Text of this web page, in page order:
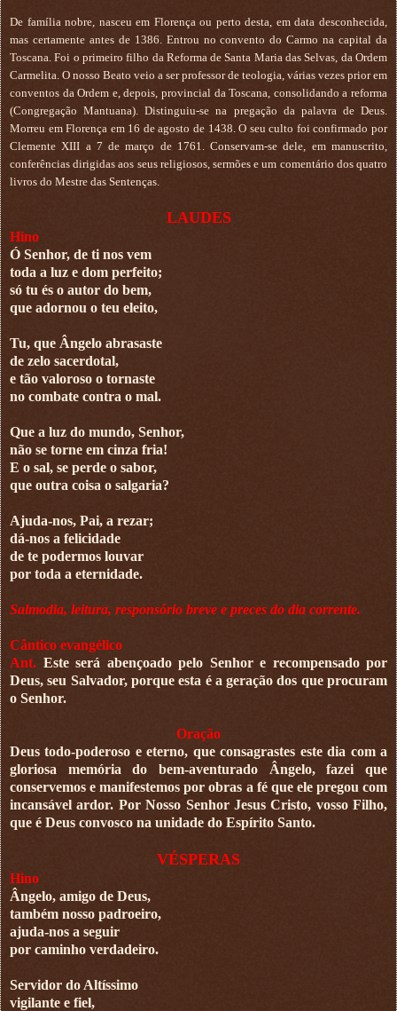
De família nobre, nasceu em Florença ou perto desta, em data desconhecida,
mas certamente antes de 1386. Entrou no convento do Carmo na capital da
Toscana. Foi o primeiro filho da Reforma de Santa Maria das Selvas, da Ordem
Carmelita. O nosso Beato veio a ser professor de teologia, várias vezes prior em
conventos da Ordem e, depois, provincial da Toscana, consolidando a reforma
(Congregação Mantuana). Distinguiu-se na pregação da palavra de Deus.
Morreu em Florença em 16 de agosto de 1438. O seu culto foi confirmado por
Clemente XIII a 7 de março de 1761. Conservam-se dele, em manuscrito,
conferências dirigidas aos seus religiosos, sermões e um comentário dos quatro
livros do Mestre das Sentenças.
LAUDES
Hino
Ó Senhor, de ti nos vem
toda a luz e dom perfeito;
só tu és o autor do bem,
que adornou o teu eleito,
Tu, que Ângelo abrasaste
de zelo sacerdotal,
e tão valoroso o tornaste
no combate contra o mal.
Que a luz do mundo, Senhor,
não se torne em cinza fria!
E o sal, se perde o sabor,
que outra coisa o salgaria?
Ajuda-nos, Pai, a rezar;
dá-nos a felicidade
de te podermos louvar
por toda a eternidade.
Salmodia, leitura, responsório breve e preces do dia corrente.
Cântico evangélico
Ant. Este será abençoado pelo Senhor e recompensado por
Deus, seu Salvador, porque esta é a geração dos que procuram
o Senhor.
Oração
Deus todo-poderoso e eterno, que consagrastes este dia com a
gloriosa memória do bem-aventurado Ângelo, fazei que
conservemos e manifestemos por obras a fé que ele pregou com
incansável ardor. Por Nosso Senhor Jesus Cristo, vosso Filho,
que é Deus convosco na unidade do Espírito Santo.
VÉSPERAS
Hino
Ângelo, amigo de Deus,
também nosso padroeiro,
ajuda-nos a seguir
por caminho verdadeiro.
Servidor do Altíssimo
vigilante e fiel,